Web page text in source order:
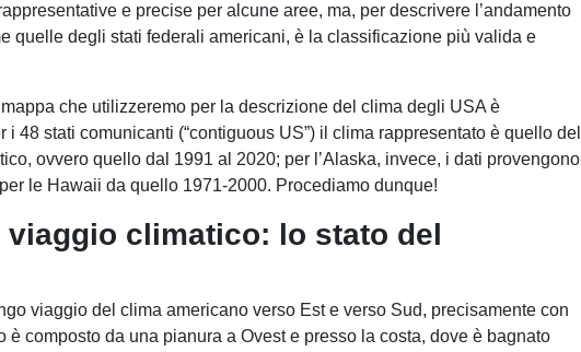
e precise per alcune aree, ma, per descrivere l’andamento
quelle degli stati federali americani, è la classificazione più valida e
che utilizzeremo per la descrizione del clima degli USA è
48 stati comunicanti (“contiguous US”) il clima rappresentato è quello del
ovvero quello dal 1991 al 2020; per l’Alaska, invece, i dati provengono
le Hawaii da quello 1971-2000. Procediamo dunque!
viaggio climatico: lo stato del
viaggio del clima americano verso Est e verso Sud, precisamente con
è composto da una pianura a Ovest e presso la costa, dove è bagnato